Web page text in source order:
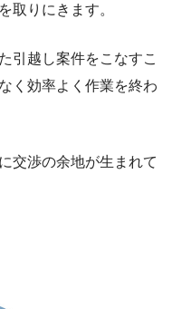
取りにきます。
引越し案件をこなすこ
く効率よく作業を終わ
交渉の余地が生まれて